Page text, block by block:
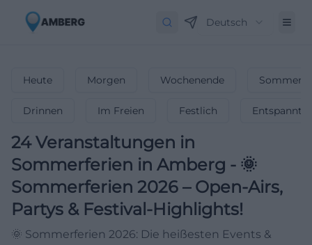
Deutsch
Heute Morgen Wochenende
Drinnen Im Freien Festlich Entspannt
24 Veranstaltungen in
Sommerferien in Amberg - 🌞
Sommerferien 2026 – Open-Airs,
Partys & Festival-Highlights!
🌞 Sommerferien 2026: Die heißesten Events &